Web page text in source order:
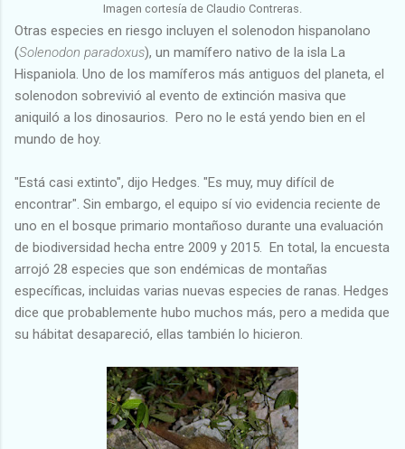
Imagen cortesía de Claudio Contreras.
Otras especies en riesgo incluyen el solenodon hispanolano
(Solenodon paradoxus), un mamífero nativo de la isla La
Hispaniola. Uno de los mamíferos más antiguos del planeta, el
solenodon sobrevivió al evento de extinción masiva que
aniquiló a los dinosaurios. Pero no le está yendo bien en el
mundo de hoy.
"Está casi extinto", dijo Hedges. "Es muy, muy difícil de
encontrar". Sin embargo, el equipo sí vio evidencia reciente de
uno en el bosque primario montañoso durante una evaluación
de biodiversidad hecha entre 2009 y 2015. En total, la encuesta
arrojó 28 especies que son endémicas de montañas
específicas, incluidas varias nuevas especies de ranas. Hedges
dice que probablemente hubo muchos más, pero a medida que
su hábitat desapareció, ellas también lo hicieron.